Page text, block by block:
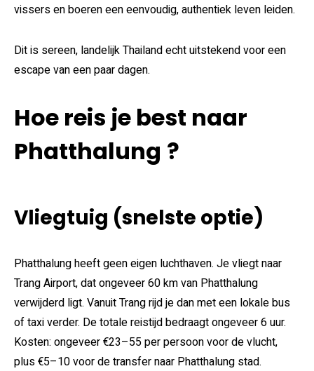
vissers en boeren een eenvoudig, authentiek leven leiden.
Dit is sereen, landelijk Thailand echt uitstekend voor een
escape van een paar dagen.
Hoe reis je best naar
Phatthalung ?
Vliegtuig (snelste optie)
Phatthalung heeft geen eigen luchthaven. Je vliegt naar
Trang Airport, dat ongeveer 60 km van Phatthalung
verwijderd ligt. Vanuit Trang rijd je dan met een lokale bus
of taxi verder. De totale reistijd bedraagt ongeveer 6 uur.
Kosten: ongeveer €23–55 per persoon voor de vlucht,
plus €5–10 voor de transfer naar Phatthalung stad.